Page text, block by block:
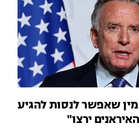
שאפשר לנסות להגיע
ירצו"